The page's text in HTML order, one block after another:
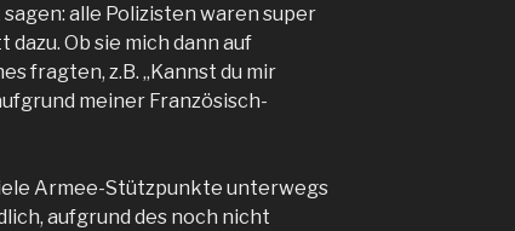
alle Polizisten waren super
Ob sie mich dann auf
fragten, z.B. „Kannst du mir
meiner Französisch-
Armee-Stützpunkte unterwegs
aufgrund des noch nicht